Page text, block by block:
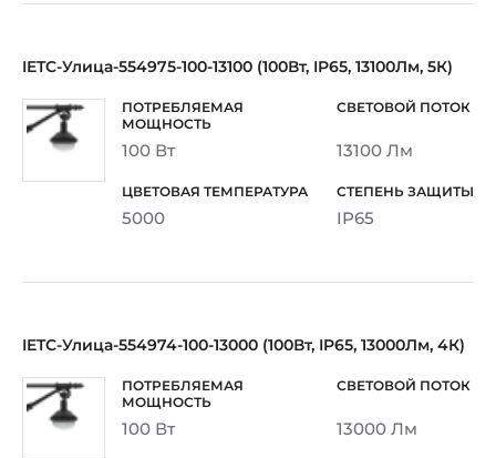
IETC-Улица-554975-100-13100 (100Вт, IP65, 13100Лм, 5К)
100 Вт 13100 Лм
5000 IP65
IETC-Улица-554974-100-13000 (100Вт, IP65, 13000Лм, 4К)
100 Вт 13000 Лм